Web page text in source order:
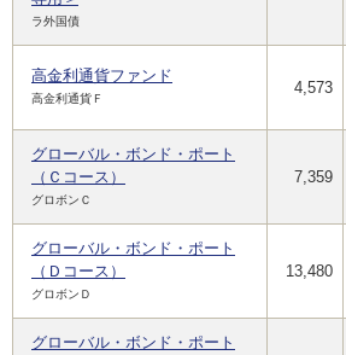
ラ外国債
高金利通貨ファンド
高金利通貨Ｆ
4,573
グローバル・ボンド・ポート
（Ｃコース）
グロボンＣ
7,359
グローバル・ボンド・ポート
（Ｄコース）
グロボンＤ
13,480
グローバル・ボンド・ポート